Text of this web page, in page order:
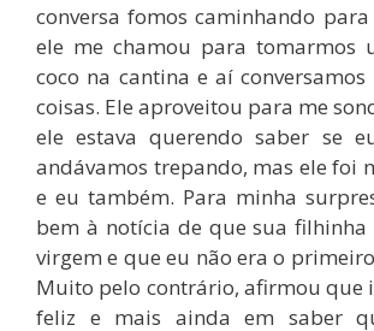
conversa fomos caminhando
ele me chamou para tomarmos
coco na cantina e aí
coisas. Ele aproveitou para me
ele estava querendo saber se
andávamos trepando, mas ele foi
e eu também. Para minha
bem à notícia de que sua filhinha
virgem e que eu não era o
Muito pelo contrário, afirmou que
feliz e mais ainda em saber